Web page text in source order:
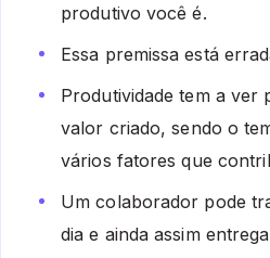
produtivo você é.
Essa premissa está
Produtividade tem a ver
valor criado, sendo o
vários fatores que
Um colaborador pode
dia e ainda assim